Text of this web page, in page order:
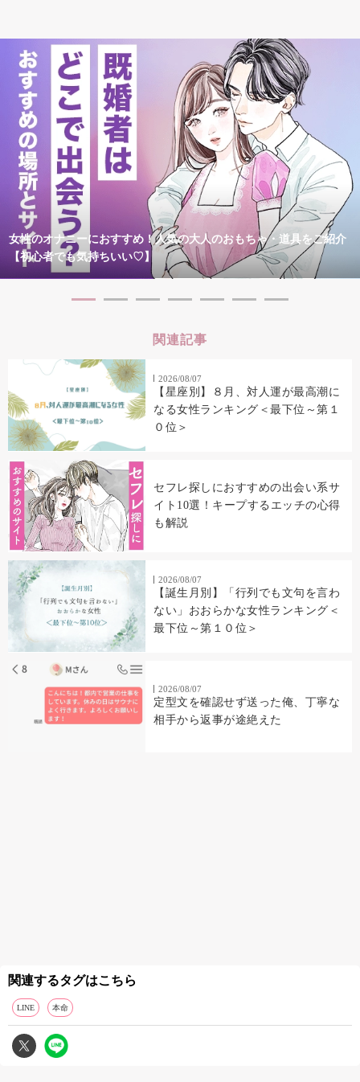
女性のオナニーにおすすめ！人気の大人のおもちゃ・道具をご紹介
【初心者でも気持ちいい♡】
関連記事
2026/08/07
【星座別】８月、対人運が最高潮に
なる女性ランキング＜最下位～第１
０位＞
セフレ探しにおすすめの出会い系サ
イト10選！キープするエッチの心得
も解説
2026/08/07
【誕生月別】「行列でも文句を言わ
ない」おおらかな女性ランキング＜
最下位～第１０位＞
2026/08/07
定型文を確認せず送った俺、丁寧な
相手から返事が途絶えた
関連するタグはこちら
LINE 本命